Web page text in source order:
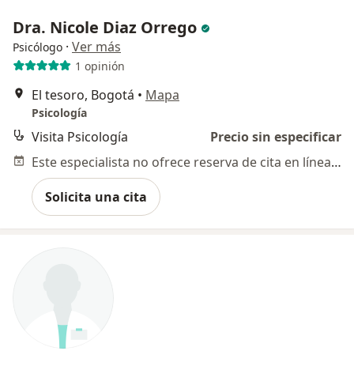
Dra. Nicole Diaz Orrego
Psicólogo · Ver más
1 opinión
El tesoro, Bogotá • Mapa
Psicología
Visita Psicología
Precio sin especificar
Este especialista no ofrece reserva de cita en línea en esta dirección.
Solicita una cita